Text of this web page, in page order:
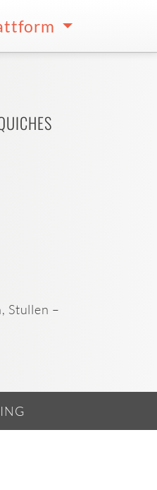
Stullen –